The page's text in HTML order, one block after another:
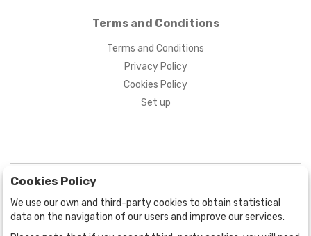
Terms and Conditions
Terms and Conditions
Privacy Policy
Cookies Policy
Set up
Cookies Policy
We use our own and third-party cookies to obtain statistical
data on the navigation of our users and improve our services.